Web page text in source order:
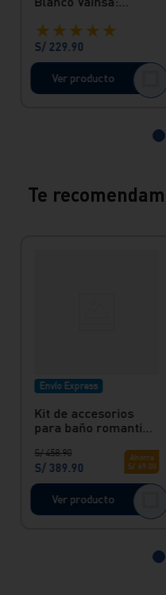
★★★★★
S/ 229.90
Ver producto
Te
Envío Express
Kit de accesorios
para baño romantik
S/ 458.90
S/ 389.90
Ahorra
S/ 69. 00
Ver producto